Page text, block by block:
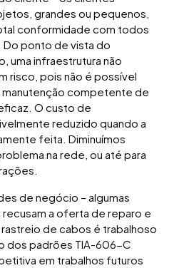
grandes ou pequenos,
conformidade com todos
ponto de vista do
uma infraestrutura não
risco, pois não é possível
manutenção competente de
O custo de
reduzido quando a
feita. Diminuímos
na rede, ou até para
de negócio – algumas
a oferta de reparo e
de cabos é trabalhoso
dos padrões TIA-606-C
em trabalhos futuros